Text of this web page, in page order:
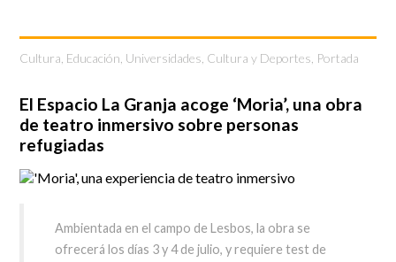
Cultura Educación, Universidades, Cultura y Deportes Portada
El Espacio La Granja acoge ‘Moria’, una obra
de teatro inmersivo sobre personas
refugiadas
Ambientada en el campo de Lesbos, la obra se
ofrecerá los días 3 y 4 de julio, y requiere test de